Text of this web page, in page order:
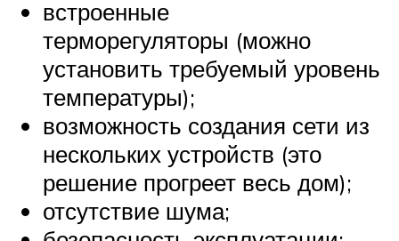
встроенные
терморегуляторы (можно
установить требуемый уровень
температуры);
возможность создания сети из
нескольких устройств (это
решение прогреет весь дом);
отсутствие шума;